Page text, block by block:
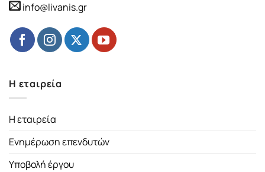
info@livanis.gr
Η εταιρεία
Η εταιρεία
Ενημέρωση επενδυτών
Υποβολή έργου